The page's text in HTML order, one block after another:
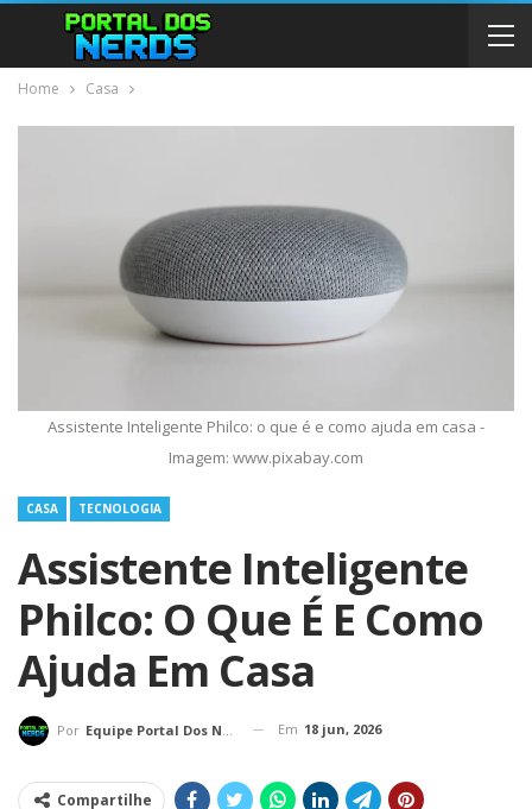
Home Casa
Assistente Inteligente Philco: o que é e como ajuda em casa -
Imagem: www.pixabay.com
CASA TECNOLOGIA
Assistente Inteligente
Philco: O Que É E Como
Ajuda Em Casa
Por Equipe Portal Dos Nerds Em 18 jun, 2026
Compartilhe